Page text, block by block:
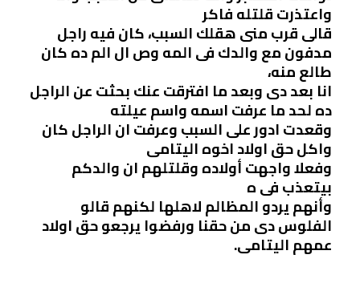
واعتذرت قلتله فاكر
قالى قرب منى هقلك السبب، كان فيه راجل
مدفون مع والدك فى المه وص ال الم ده كان
طالع منه،
انا بعد دى وبعد ما افترقت عنك بحثت عن الراجل
ده لحد ما عرفت اسمه واسم عيلته
وقعدت ادور على السبب وعرفت ان الراجل كان
واكل حق اولاد اخوه اليتامى
وفعلا واجهت أولاده وقلتلهم ان والدكم
بيتعذب فى ه
وأنهم يردو المظالم لاهلها لكنهم قالو
الفلوس دى من حقنا ورفضوا يرجعو حق اولاد
عمهم اليتامى.